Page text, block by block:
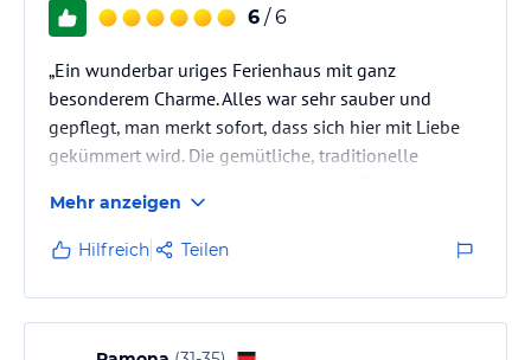
6 / 6
„Ein wunderbar uriges Ferienhaus mit ganz
besonderem Charme. Alles war sehr sauber und
gepflegt, man merkt sofort, dass sich hier mit Liebe
gekümmert wird. Die gemütliche, traditionelle
perfekt gemacht. Wer Ruhe, Gemütlichkeit und echtes
Hüttenflair sucht, ist hier genau richtig. Einzig die
Zimmer waren durch die Holzdielen etwas hellhörig.
Wir haben uns rundum wohlgefühlt. Auch die
Gastgeberin war sehr nett, hilfsbereit und immer
ansprechbar.
Mehr anzeigen
Hilfreich Teilen